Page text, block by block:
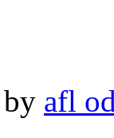
afl